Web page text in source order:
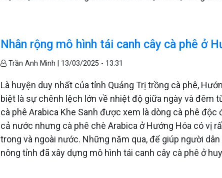
Nhân rộng mô hình tái canh cây cà phê ở
Trần Anh Minh | 13/03/2025 - 13:31
Là huyện duy nhất của tỉnh Quảng Trị trồng cà phê,
biệt là sự chênh lệch lớn về nhiệt độ giữa ngày và đêm
cà phê Arabica Khe Sanh được xem là dòng cà phê
cả nước nhưng cà phê chè Arabica ở Hướng Hóa có vị
trong và ngoài nước. Những năm qua, để giúp người
nông tỉnh đã xây dựng mô hình tái canh cây cà phê ở